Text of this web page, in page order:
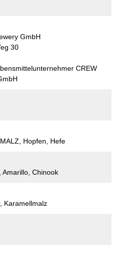
GmbH
30
CREW
Hopfen, Hefe
Amarillo, Chinook
Karamellmalz